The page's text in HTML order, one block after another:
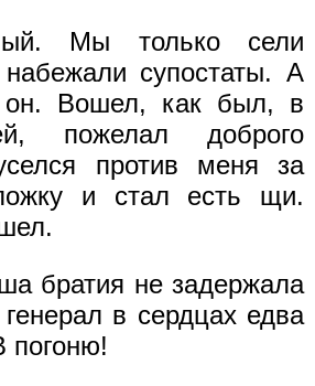
Мы только сели
супостаты. А
он. Вошел, как был, в
пожелал доброго
против меня за
и стал есть щи.
братия не задержала
в сердцах едва
погоню!